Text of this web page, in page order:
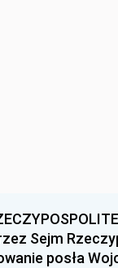
Sejm
posła